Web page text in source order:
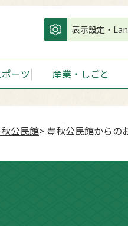
表示設定・
ーツ 産業・しごと
公民館> 豊秋公民館からの